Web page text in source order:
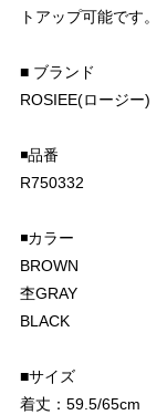
トアップ可能です。
■ ブランド
ROSIEE(ロージー)
◾️品番
R750332
◾️カラー
BROWN
杢GRAY
BLACK
■サイズ
着丈：59.5/65cm